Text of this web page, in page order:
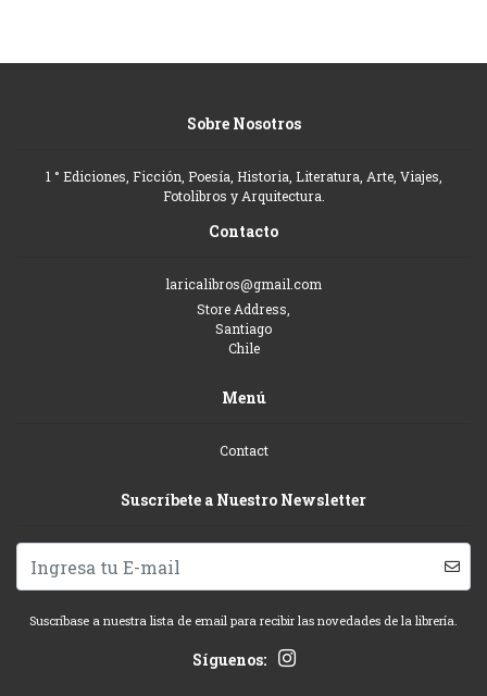
Sobre Nosotros
1 ° Ediciones, Ficción, Poesía, Historia, Literatura, Arte, Viajes,
Fotolibros y Arquitectura.
Contacto
laricalibros@gmail.com
Store Address,
Santiago
Chile
Menú
Contact
Suscríbete a Nuestro Newsletter
Suscríbase a nuestra lista de email para recibir las novedades de la librería.
Síguenos: